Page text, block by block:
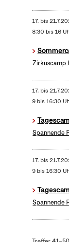
17. bis
8:30 bis 16
Zirkuscamp
17. bis
9 bis 16:30
Spannende
17. bis
9 bis 16:30
Spannende